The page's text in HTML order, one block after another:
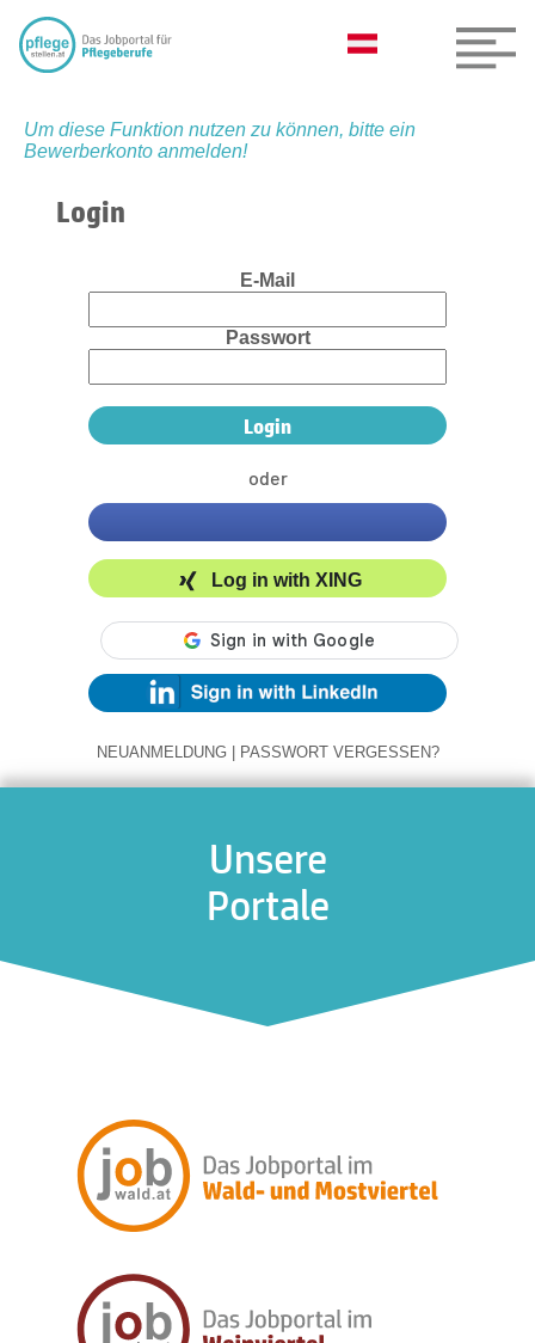
Um diese Funktion nutzen zu können, bitte ein
Bewerberkonto anmelden!
Login
E-Mail
Passwort
oder
Log in with XING
NEUANMELDUNG | PASSWORT VERGESSEN?
Unsere
Portale